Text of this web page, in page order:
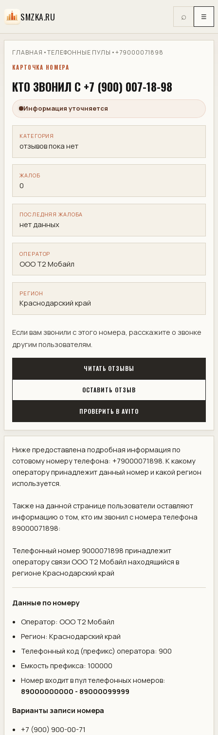
SMZKA.RU ⌕ ☰
ГЛАВНАЯ •ТЕЛЕФОННЫЕ ПУЛЫ •+79000071898
КАРТОЧКА НОМЕРА
КТО ЗВОНИЛ С +7 (900) 007-18-98
Информация уточняется
КАТЕГОРИЯ
отзывов пока нет
ЖАЛОБ
0
ПОСЛЕДНЯЯ ЖАЛОБА
нет данных
ОПЕРАТОР
ООО Т2 Мобайл
РЕГИОН
Краснодарский край
Если вам звонили с этого номера, расскажите о звонке
другим пользователям.
ЧИТАТЬ ОТЗЫВЫ
ОСТАВИТЬ ОТЗЫВ
ПРОВЕРИТЬ В AVITO
Ниже предоставлена подробная информация по
сотовому номеру телефона: +79000071898. К какому
оператору принадлежит данный номер и какой регион
используется.
Также на данной странице пользователи оставляют
информацию о том, кто им звонил с номера телефона
89000071898:
Телефонный номер 9000071898 принадлежит
оператору связи ООО Т2 Мобайл находящийся в
регионе Краснодарский край
Данные по номеру
Оператор: ООО Т2 Мобайл
Регион: Краснодарский край
Телефонный код (префикс) оператора: 900
Емкость префикса: 100000
Номер входит в пул телефонных номеров:
89000000000 - 89000099999
Варианты записи номера
+7 (900) 900-00-71